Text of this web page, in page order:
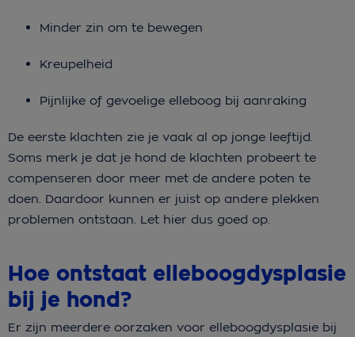
Minder zin om te bewegen
Kreupelheid
Pijnlijke of gevoelige elleboog bij aanraking
De eerste klachten zie je vaak al op jonge leeftijd.
Soms merk je dat je hond de klachten probeert te
compenseren door meer met de andere poten te
doen. Daardoor kunnen er juist op andere plekken
problemen ontstaan. Let hier dus goed op.
Hoe ontstaat elleboogdysplasie
bij je hond?
Er zijn meerdere oorzaken voor elleboogdysplasie bij